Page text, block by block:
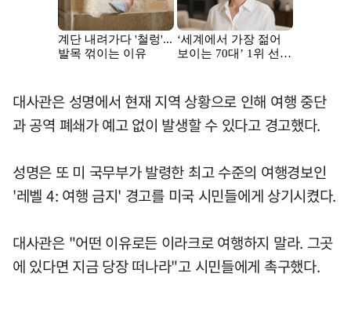
대사관은 성명에서 현재 지역 상황으로 인해 여행 중단
과 공역 폐쇄가 예고 없이 발생할 수 있다고 경고했다.
성명은 또 미 국무부가 발령한 최고 수준의 여행경보인
'레벨 4: 여행 금지' 경고를 미국 시민들에게 상기시켰다.
대사관은 "어떤 이유로든 이라크로 여행하지 말라. 그곳
에 있다면 지금 당장 떠나라"고 시민들에게 촉구했다.